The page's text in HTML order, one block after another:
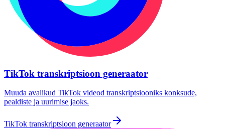
TikTok transkriptsioon generaator
Muuda avalikud TikTok videod transkriptsiooniks konksude,
pealdiste ja uurimise jaoks.
TikTok transkriptsioon generaator